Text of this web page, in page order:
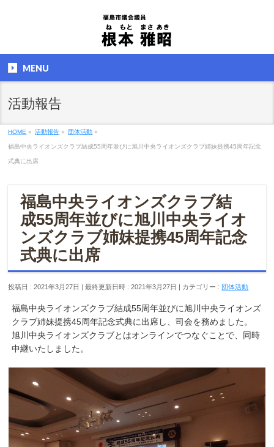
MENU
活動報告
HOME » 活動報告 » 団体活動 »
福島中央ライオンズクラブ結成55周年並びに旭川中央ライオンズクラブ姉妹提携45周年記念
式典に出席
福島中央ライオンズクラブ結
成55周年並びに旭川中央ライオ
ンズクラブ姉妹提携45周年記念
式典に出席
投稿日 : 2021年3月27日 最終更新日時 : 2021年3月27日 カテゴリー : 団体活動
福島中央ライオンズクラブ結成55周年並びに旭川中央ライオンズ
クラブ姉妹提携45周年記念式典に出席し、司会を務めました。
旭川中央ライオンズクラブとはオンラインでつなぐことで、同時
中継いたしました。